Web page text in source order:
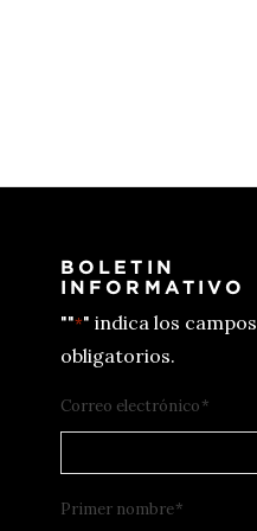
BOLETIN
INFORMATIVO
""*" indica los campos
obligatorios.
Correo electrónico*
Primer nombre*